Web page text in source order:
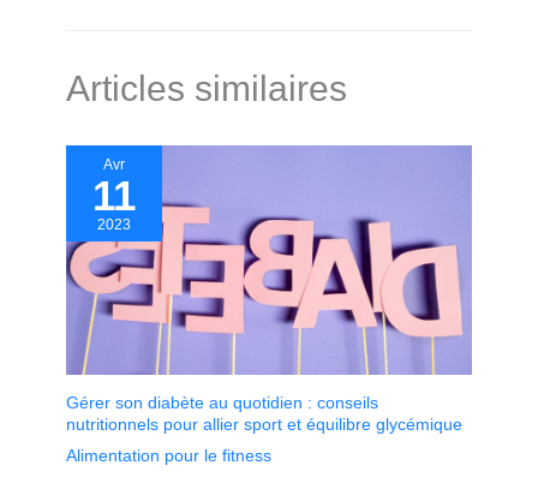
Articles similaires
Avr
11
2023
Gérer son diabète au quotidien : conseils
nutritionnels pour allier sport et équilibre glycémique
Alimentation pour le fitness